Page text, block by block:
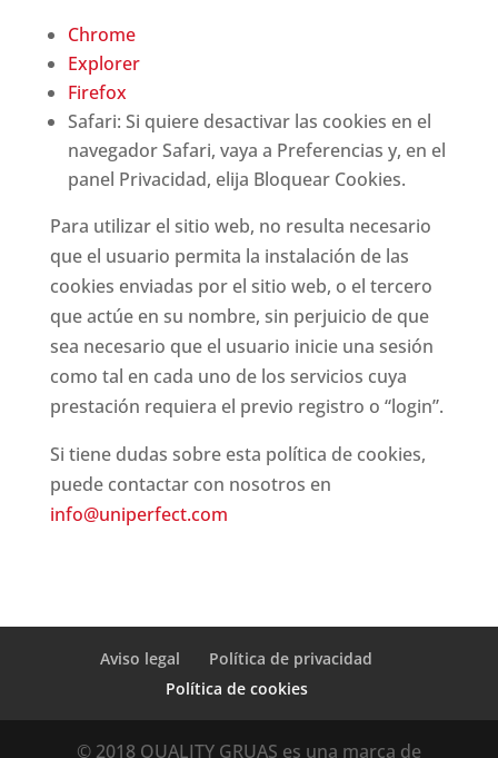
Chrome
Explorer
Firefox
Safari: Si quiere desactivar las cookies en el
navegador Safari, vaya a Preferencias y, en el
panel Privacidad, elija Bloquear Cookies.
Para utilizar el sitio web, no resulta necesario
que el usuario permita la instalación de las
cookies enviadas por el sitio web, o el tercero
que actúe en su nombre, sin perjuicio de que
sea necesario que el usuario inicie una sesión
como tal en cada uno de los servicios cuya
prestación requiera el previo registro o “login”.
Si tiene dudas sobre esta política de cookies,
puede contactar con nosotros en
info@uniperfect.com
Aviso legal
Política de privacidad
Política de cookies
© 2018 QUALITY GRUAS es una marca de